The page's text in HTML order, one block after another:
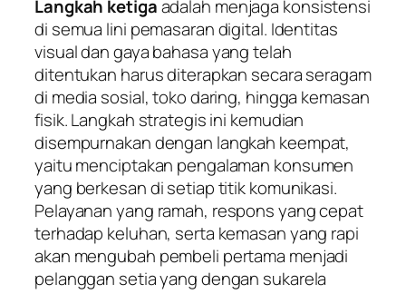
Langkah ketigaadalah menjaga konsistensi
di semua lini pemasaran digital. Identitas
visual dan gaya bahasa yang telah
ditentukan harus diterapkan secara seragam
di media sosial, toko daring, hingga kemasan
fisik. Langkah strategis ini kemudian
disempurnakan dengan langkah keempat,
yaitu menciptakan pengalaman konsumen
yang berkesan di setiap titik komunikasi.
Pelayanan yang ramah, respons yang cepat
terhadap keluhan, serta kemasan yang rapi
akan mengubah pembeli pertama menjadi
pelanggan setia yang dengan sukarela